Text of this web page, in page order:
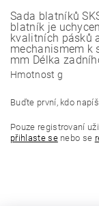
Sada blatníků
blatník je
kvalitních pásků
mechanismem k
mm Délka
Hmotnost g
Buďte první, kdo
Pouze registrovaní
přihlaste senebo se